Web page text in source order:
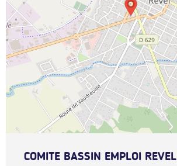
COMITE BASSIN EMPLOI REVEL